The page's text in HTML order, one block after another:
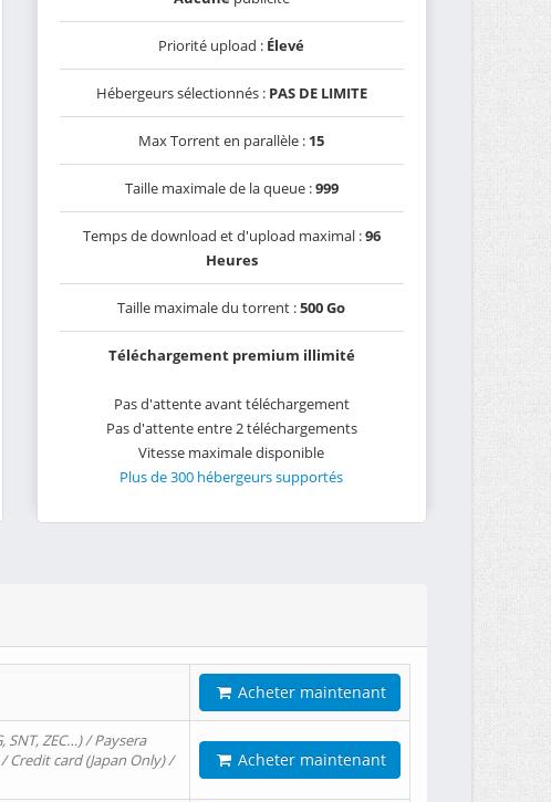
Priorité upload : Élevé
Hébergeurs sélectionnés : PAS DE LIMITE
Max Torrent en parallèle : 15
Taille maximale de la queue :999
Temps de download et d'upload maximal :96
Heures
Taille maximale du torrent :500 Go
Téléchargement premium illimité
Pas d'attente avant téléchargement
Pas d'attente entre 2 téléchargements
Vitesse maximale disponible
Plus de 300 hébergeurs supportés
Acheter maintenant
SNT, ZEC…) / Paysera
Credit card (Japan Only) /
Acheter maintenant